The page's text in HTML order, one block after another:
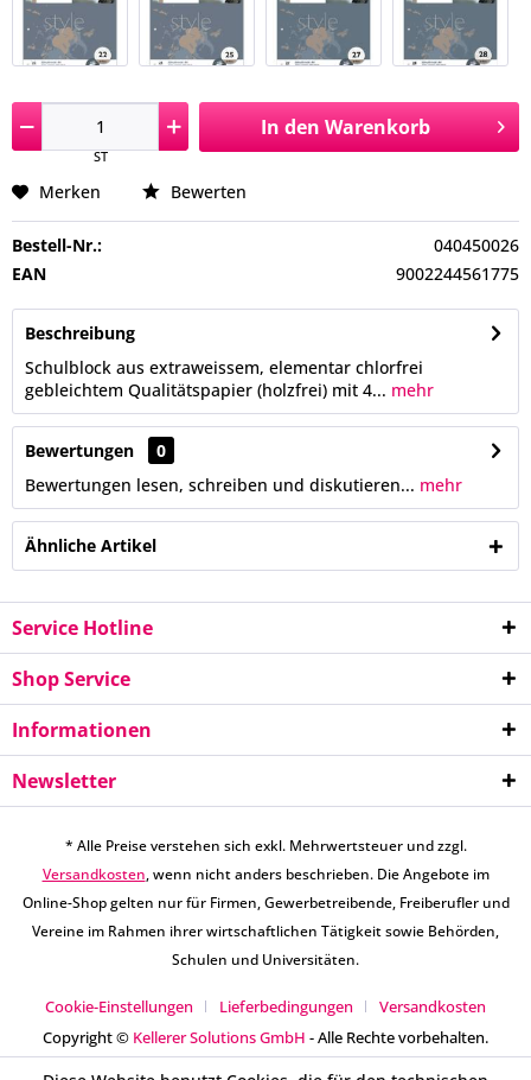
ST
In den Warenkorb
Merken Bewerten
Bestell-Nr.:
040450026
EAN
9002244561775
Beschreibung
Schulblock aus extraweissem, elementar chlorfrei
gebleichtem Qualitätspapier (holzfrei) mit 4... mehr
Bewertungen
0
Bewertungen lesen, schreiben und diskutieren... mehr
Ähnliche Artikel
Service Hotline
Shop Service
Informationen
Newsletter
* Alle Preise verstehen sich exkl. Mehrwertsteuer und zzgl.
Versandkosten, wenn nicht anders beschrieben. Die Angebote im
Online-Shop gelten nur für Firmen, Gewerbetreibende, Freiberufler und
Vereine im Rahmen ihrer wirtschaftlichen Tätigkeit sowie Behörden,
Schulen und Universitäten.
Cookie-Einstellungen Lieferbedingungen
Versandkosten
Copyright © Kellerer Solutions GmbH - Alle Rechte vorbehalten.